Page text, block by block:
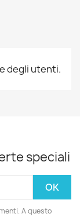
degli utenti.
speciali
A questo